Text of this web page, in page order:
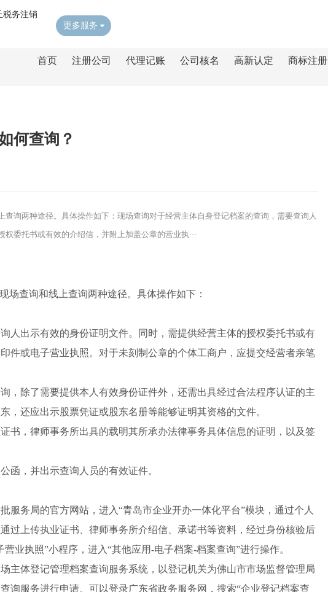
更多服务
首页 注册公司 代理记账 公司核名 高新认定 商标注册
何查询？
询两种途径。具体操作如下：现场查询对于经营主体自身登记档案的查询，需要查询人
委托书或有效的介绍信，并附上加盖公章的营业执···
场查询和线上查询两种途径。具体操作如下：
人出示有效的身份证明文件。同时，需提供经营主体的授权委托书或有
件或电子营业执照。对于未刻制公章的个体工商户，应提交经营者亲笔
，除了需要提供本人有效身份证件外，还需出具经过合法程序认证的主
，还应出示股票凭证或股东名册等能够证明其资格的文件。
书，律师事务所出具的载明其所承办法律事务具体信息的证明，以及签
函，并出示查询人员的有效证件。
服务局的官方网站，进入“青岛市企业开办一体化平台”模块，通过个人
过上传执业证书、律师事务所介绍信、承诺书等资料，经过身份核验后
业执照”小程序，进入“其他应用-电子档案-档案查询”进行操作。
主体登记管理档案查询服务系统，以登记机关为佛山市市场监督管理局
询服务进行申请。可以登录广东省政务服务网，搜索“企业登记档案查